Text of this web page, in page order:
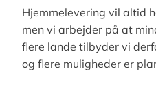
Hjemmelevering vil altid
men vi arbejder på at
flere lande tilbyder vi
og flere muligheder er